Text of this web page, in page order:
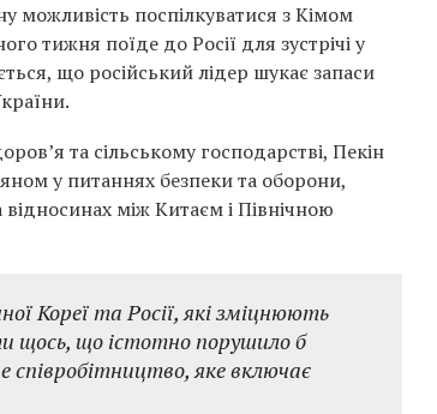
можливість поспілкуватися з Кімом
тижня поїде до Росії для зустрічі у
що російський лідер шукає запаси
та сільському господарстві, Пекін
у питаннях безпеки та оборони,
між Китаєм і Північною
Кореї та Росії, які зміцнюють
щось, що істотно порушило б
співробітництво, яке включає